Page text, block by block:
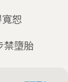
恕
禁墮胎